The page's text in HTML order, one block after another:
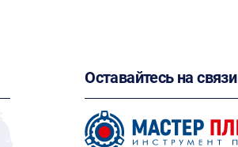
Оставайтесь на связи